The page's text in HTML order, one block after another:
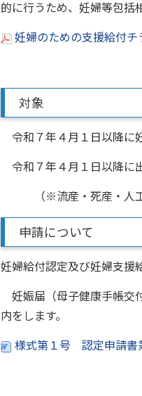
的に行うため、妊婦等包括
妊婦のための支援給付チ
対象
令和７年４月１日以降に
令和７年４月１日以降に
（※流産・死産・人工
申請について
妊婦給付認定及び妊婦支援
妊娠届（母子健康手帳交
内をします。
様式第１号 認定申請書